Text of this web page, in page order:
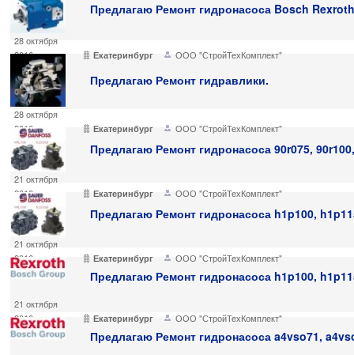
Предлагаю Ремонт гидронасоса Bosch
28 октября
2016
Екатеринбург ООО "СтройТехКомплект"
Предлагаю Ремонт гидравлики.
28 октября
2016
Екатеринбург ООО "СтройТехКомплект"
Предлагаю Ремонт гидронасоса 90r075,
21 октября
2016
Екатеринбург ООО "СтройТехКомплект"
Предлагаю Ремонт гидронасоса h1p100,
21 октября
2016
Екатеринбург ООО "СтройТехКомплект"
Предлагаю Ремонт гидронасоса h1p100,
21 октября
2016
Екатеринбург ООО "СтройТехКомплект"
Предлагаю Ремонт гидронасоса a4vso71,